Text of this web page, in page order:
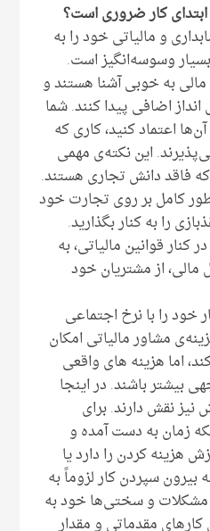
و مالیاتی خود را به
وسوسه‌انگیز است.
مالی به خوبی آشنا هستند و
اضافی پیدا کنند. شما
اعتماد کنید، کاری که
این نکته‌ی مهمی
فاقد دانش تجاری هستند.
طور کامل بر روی تجارت خود
را به کنار بگذارید.
کنار قوانین مالیاتی، به
مالی، از مشتریان خود
خود را با نرخ اجتماعی
مشاور مالیاتی امکان
اما هزینه های واقعی
بیشتر باشند. در اینجا
نیز نقش دارند. برای
زمان به دست آمده و
هزینه کردن را دارد یا
بیرون سپردن کار لزوماً به
و سختی‌ها خود به
مقدماتی و مقدار